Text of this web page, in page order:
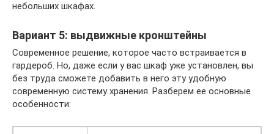
небольших шкафах.
Вариант 5: выдвижные кронштейны
Современное решение, которое часто встраивается в
гардероб. Но, даже если у вас шкаф уже установлен, вы
без труда сможете добавить в него эту удобную
современную систему хранения. Разберем ее основные
особенности: